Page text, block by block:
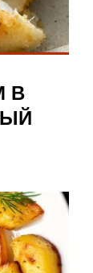
В